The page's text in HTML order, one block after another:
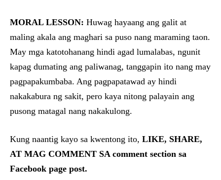
MORAL LESSON: Huwag hayaang ang galit at
maling akala ang maghari sa puso nang maraming taon.
May mga katotohanang hindi agad lumalabas, ngunit
kapag dumating ang paliwanag, tanggapin ito nang may
pagpapakumbaba. Ang pagpapatawad ay hindi
nakakabura ng sakit, pero kaya nitong palayain ang
pusong matagal nang nakakulong.
Kung naantig kayo sa kwentong ito, LIKE, SHARE,
AT MAG COMMENT SA comment section sa
Facebook page post.